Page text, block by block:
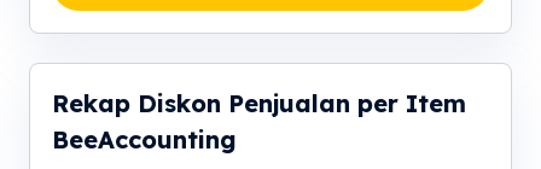
Rekap Diskon Penjualan per Item
BeeAccounting